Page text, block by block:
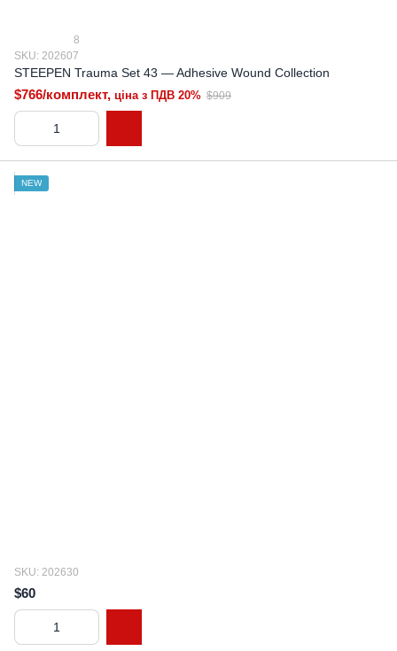
8
SKU: 202607
STEEPEN Trauma Set 43 — Adhesive Wound Collection
$766/комплект, ціна з ПДВ 20% $909
NEW
SKU: 202630
$60